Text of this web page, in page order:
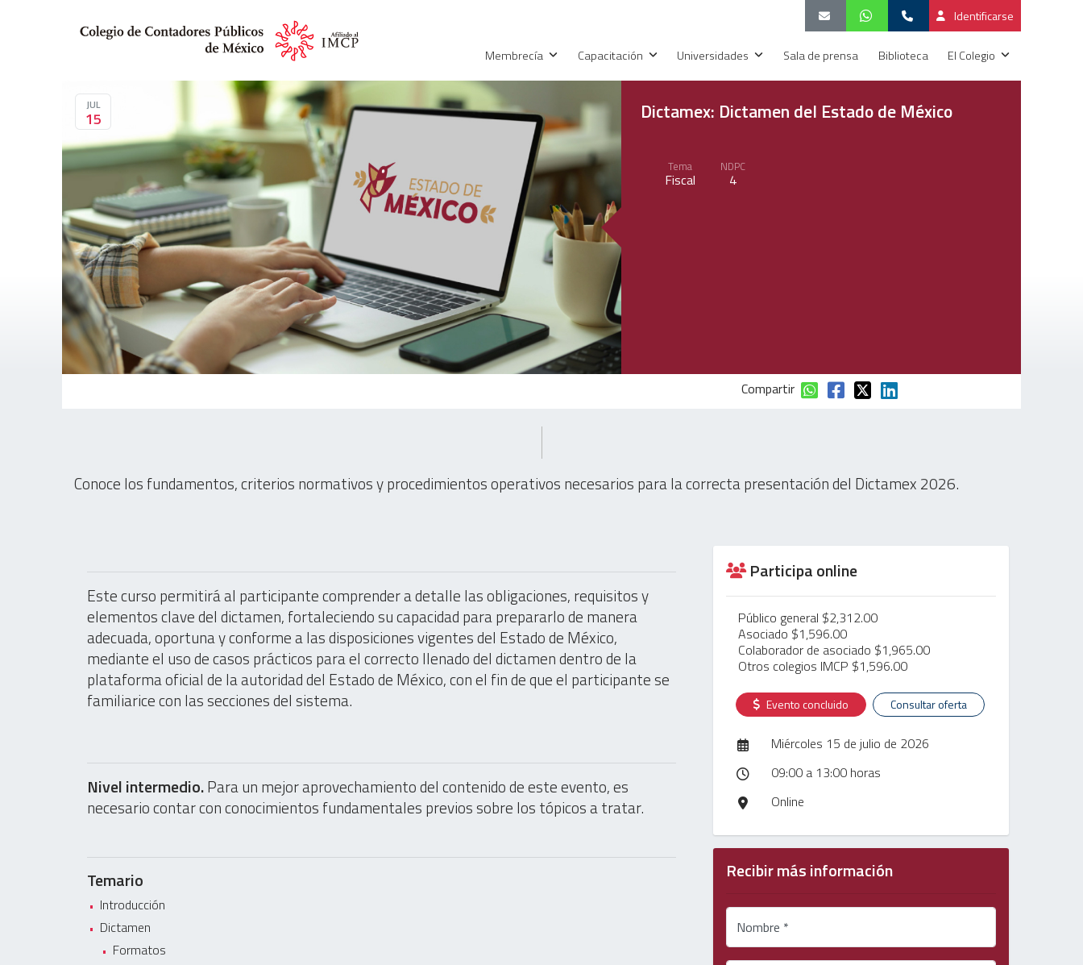
Identificarse
Membrecía Capacitación Universidades Sala de prensa Biblioteca El Colegio
JUL
15 Dictamex: Dictamen del Estado de México
Tema
Fiscal
NDPC
4
Compartir
Conoce los fundamentos, criterios normativos y procedimientos operativos necesarios para la correcta presentación del Dictamex 2026.
Este curso permitirá al participante comprender a detalle las obligaciones, requisitos y
elementos clave del dictamen, fortaleciendo su capacidad para prepararlo de manera
adecuada, oportuna y conforme a las disposiciones vigentes del Estado de México,
mediante el uso de casos prácticos para el correcto llenado del dictamen dentro de la
plataforma oficial de la autoridad del Estado de México, con el fin de que el participante se
familiarice con las secciones del sistema.
Nivel intermedio.Para un mejor aprovechamiento del contenido de este evento, es
necesario contar con conocimientos fundamentales previos sobre los tópicos a tratar.
Temario
Introducción
Dictamen
Formatos
Participa online
Público general $2,312.00
Asociado $1,596.00
Colaborador de asociado $1,965.00
Otros colegios IMCP $1,596.00
Evento concluido Consultar oferta
Miércoles 15 de julio de 2026
09:00 a 13:00 horas
Online
Recibir más información
Nombre *